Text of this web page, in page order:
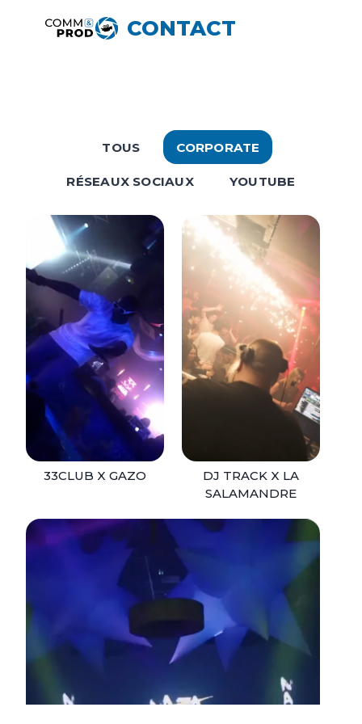
CONTACT
TOUS CORPORATE
RÉSEAUX SOCIAUX YOUTUBE
33Club x Gazo
Dj Track x La
salamandre